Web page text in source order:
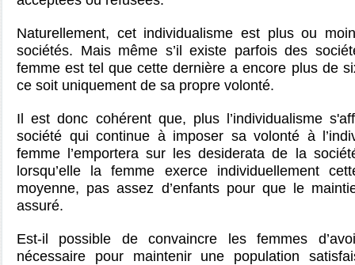
Naturellement, cet individualisme est plus ou
sociétés. Mais même s’il existe parfois des
femme est tel que cette dernière a encore plus de
ce soit uniquement de sa propre volonté.
Il est donc cohérent que, plus l’individualisme
société qui continue à imposer sa volonté à
femme l’emportera sur les desiderata de la
lorsqu’elle la femme exerce individuellement
moyenne, pas assez d’enfants pour que le
assuré.
Est-il possible de convaincre les femmes
nécessaire pour maintenir une population